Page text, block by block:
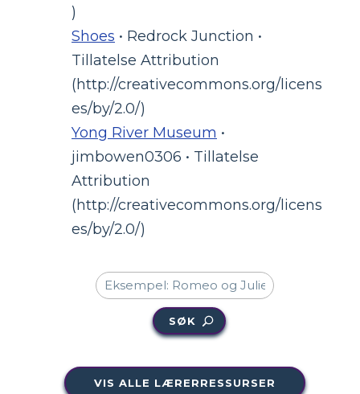
)
Shoes • Redrock Junction •
Tillatelse Attribution
(http://creativecommons.org/licens
es/by/2.0/)
Yong River Museum •
jimbowen0306 • Tillatelse
Attribution
(http://creativecommons.org/licens
es/by/2.0/)
SØK
VIS ALLE LÆRERRESSURSER